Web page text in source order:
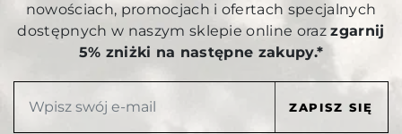
nowościach, promocjach i ofertach specjalnych
dostępnych w naszym sklepie online orazzgarnij
5% zniżki na następne zakupy.*